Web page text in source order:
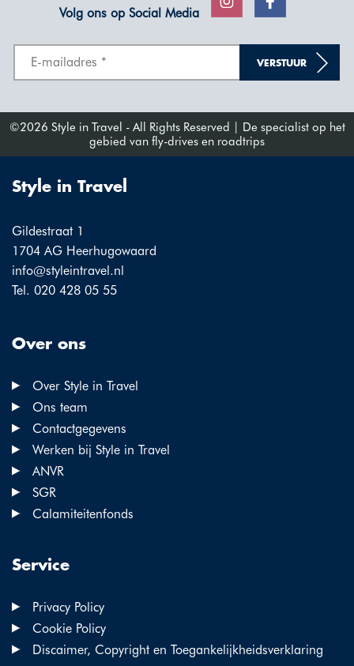
Volg ons op Social Media
VERSTUUR
©2026 Style in Travel - All Rights Reserved | De specialist op het
gebied van fly-drives en roadtrips
Style in Travel
Gildestraat 1
1704 AG Heerhugowaard
info@styleintravel.nl
Tel. 020 428 05 55
Over ons
Over Style in Travel
Ons team
Contactgegevens
Werken bij Style in Travel
ANVR
SGR
Calamiteitenfonds
Service
Privacy Policy
Cookie Policy
Discaimer, Copyright en Toegankelijkheidsverklaring